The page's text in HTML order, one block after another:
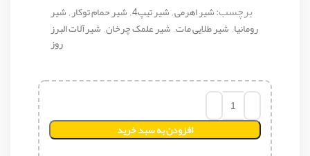
برچسب:شیر اهرمی,شیر تیپ4 ,شیر حمام توکار,شیر
رومانیا,شیر طلایی مات,شیر علمک چرخان,شیرآلات البرز
روز
افزودن به سبد خرید